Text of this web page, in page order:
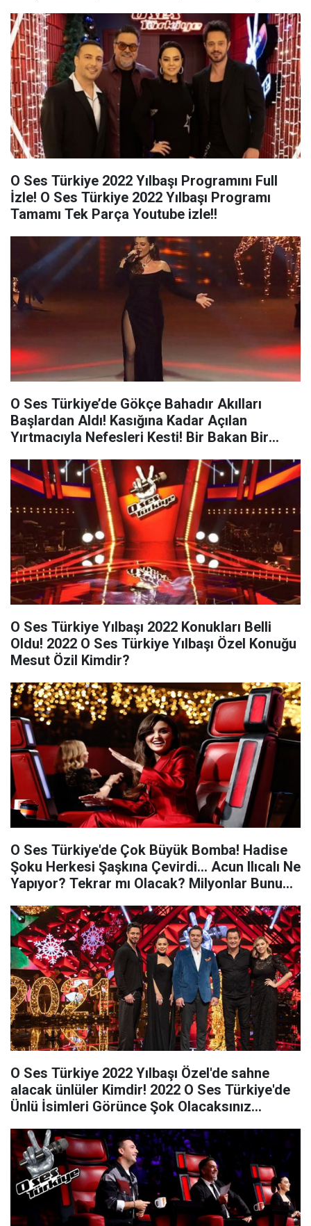
O Ses Türkiye 2022 Yılbaşı Programını Full
İzle! O Ses Türkiye 2022 Yılbaşı Programı
Tamamı Tek Parça Youtube izle!!
O Ses Türkiye’de Gökçe Bahadır Akılları
Başlardan Aldı! Kasığına Kadar Açılan
Yırtmacıyla Nefesleri Kesti! Bir Bakan Bir
O Ses Türkiye Yılbaşı 2022 Konukları Belli
Oldu! 2022 O Ses Türkiye Yılbaşı Özel Konuğu
Mesut Özil Kimdir?
O Ses Türkiye'de Çok Büyük Bomba! Hadise
Şoku Herkesi Şaşkına Çevirdi... Acun Ilıcalı Ne
Yapıyor? Tekrar mı Olacak? Milyonlar Bunu
O Ses Türkiye 2022 Yılbaşı Özel'de sahne
alacak ünlüler Kimdir! 2022 O Ses Türkiye'de
Ünlü İsimleri Görünce Şok Olacaksınız...